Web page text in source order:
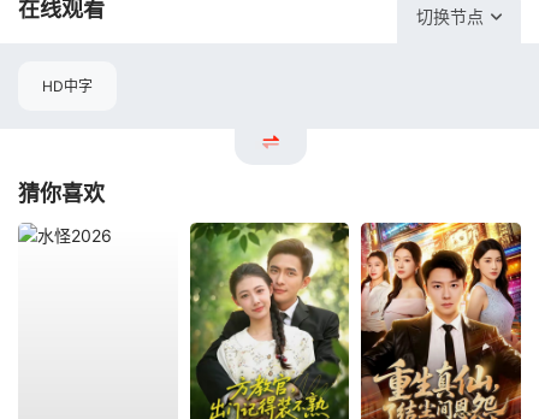
在线观看 切换节点
HD中字
猜你喜欢